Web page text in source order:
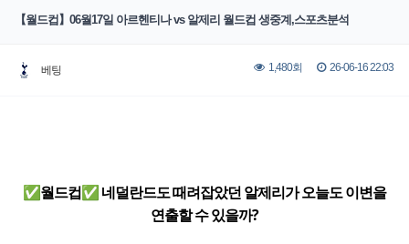
【월드컵】06월17일 아르헨티나 vs 알제리 월드컵 생중계,스포츠분석
베팅 1,480회 26-06-16 22:03
✅월드컵✅ 네덜란드도 때려잡았던 알제리가 오늘도 이변을
연출할 수 있을까?